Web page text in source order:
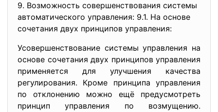
9. Возможность совершенствования системы
автоматического управления: 9.1. На основе
сочетания двух принципов управления:
Усовершенствование системы управления на
основе сочетания двух принципов управления
применяется для улучшения качества
регулирования. Кроме принципа управления
по отклонению можно ещё предусмотреть
принцип управления по возмущению.